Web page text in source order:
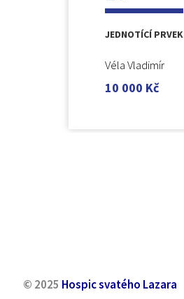
JEDNOTÍCÍ PRVEK
Véla Vladimír
10 000 Kč
© 2025 Hospic svatého Lazara